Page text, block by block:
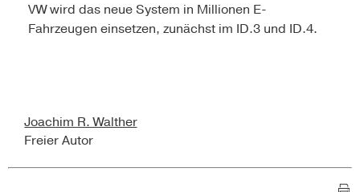
VW wird das neue System in Millionen E-
Fahrzeugen einsetzen, zunächst im ID.3 und ID.4.
Joachim R. Walther
Freier Autor